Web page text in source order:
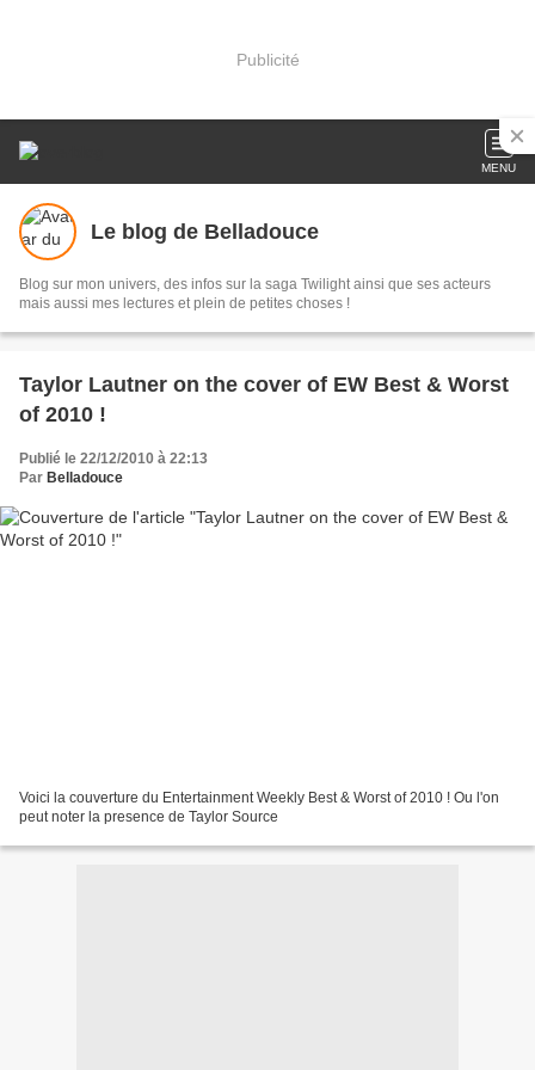
Publicité
MENU
Le blog de Belladouce
Blog sur mon univers, des infos sur la saga Twilight ainsi que ses acteurs
mais aussi mes lectures et plein de petites choses !
Taylor Lautner on the cover of EW Best & Worst
of 2010 !
Publié le 22/12/2010 à 22:13
Par Belladouce
Voici la couverture du Entertainment Weekly Best & Worst of 2010 ! Ou l'on
peut noter la presence de Taylor Source